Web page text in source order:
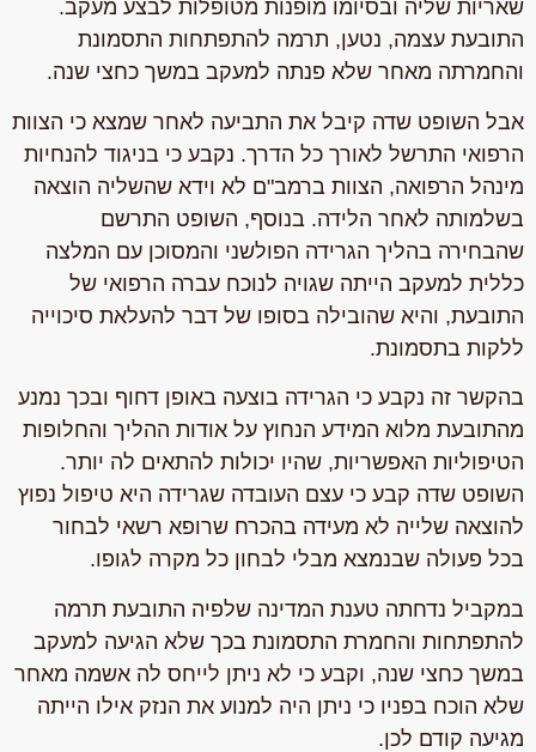
שאריות שליה ובסיומו מופנות מטופלות לבצע מעקב.
התובעת עצמה, נטען, תרמה להתפתחות התסמונת
והחמרתה מאחר שלא פנתה למעקב במשך כחצי שנה.
אבל השופט שדה קיבל את התביעה לאחר שמצא כי הצוות
הרפואי התרשל לאורך כל הדרך. נקבע כי בניגוד להנחיות
מינהל הרפואה, הצוות ברמב"ם לא וידא שהשליה הוצאה
בשלמותה לאחר הלידה. בנוסף, השופט התרשם
שהבחירה בהליך הגרידה הפולשני והמסוכן עם המלצה
כללית למעקב הייתה שגויה לנוכח עברה הרפואי של
התובעת, והיא שהובילה בסופו של דבר להעלאת סיכוייה
ללקות בתסמונת.
בהקשר זה נקבע כי הגרידה בוצעה באופן דחוף ובכך נמנע
מהתובעת מלוא המידע הנחוץ על אודות ההליך והחלופות
הטיפוליות האפשריות, שהיו יכולות להתאים לה יותר.
השופט שדה קבע כי עצם העובדה שגרידה היא טיפול נפוץ
להוצאה שלייה לא מעידה בהכרח שרופא רשאי לבחור
בכל פעולה שבנמצא מבלי לבחון כל מקרה לגופו.
במקביל נדחתה טענת המדינה שלפיה התובעת תרמה
להתפתחות והחמרת התסמונת בכך שלא הגיעה למעקב
במשך כחצי שנה, וקבע כי לא ניתן לייחס לה אשמה מאחר
שלא הוכח בפניו כי ניתן היה למנוע את הנזק אילו הייתה
מגיעה קודם לכן.